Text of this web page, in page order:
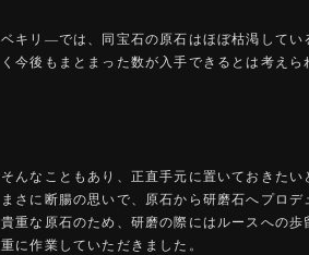
ベキリ―では、同宝石の原石はほぼ枯渇してい
く今後もまとまった数が入手できるとは考えら
そんなこともあり、正直手元に置いておきたい
まさに断腸の思いで、原石から研磨石へプロデ
貴重な原石のため、研磨の際にはルースへの歩
重に作業していただきました。